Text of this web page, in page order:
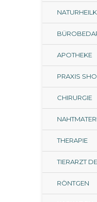
APOTHEKE
PRAXIS
CHIRURGIE
THERAPIE
TIERARZT
RÖNTGEN